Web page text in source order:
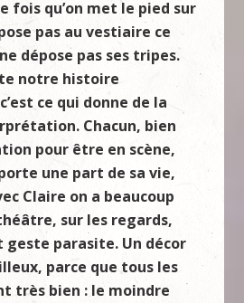
fois qu’on met le pied sur
pas au vestiaire ce
dépose pas ses tripes.
notre histoire
ce qui donne de la
Chacun, bien
pour être en scène,
une part de sa vie,
Claire on a beaucoup
sur les regards,
parasite. Un décor
parce que tous les
très bien : le moindre